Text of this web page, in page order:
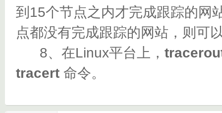
到15个节点之内才完成跟踪的网
点都没有完成跟踪的网站，则可
8、在Linux平台上，
tracert 命令。